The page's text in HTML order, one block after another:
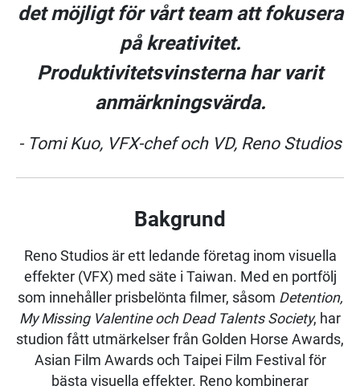
det möjligt för vårt team att fokusera
på kreativitet.
Produktivitetsvinsterna har varit
anmärkningsvärda.
- Tomi Kuo, VFX-chef och VD, Reno Studios
Bakgrund
Reno Studios är ett ledande företag inom visuella
effekter (VFX) med säte i Taiwan. Med en portfölj
som innehåller prisbelönta filmer, såsom Detention,
My Missing Valentine och Dead Talents Society, har
studion fått utmärkelser från Golden Horse Awards,
Asian Film Awards och Taipei Film Festival för
bästa visuella effekter. Reno kombinerar